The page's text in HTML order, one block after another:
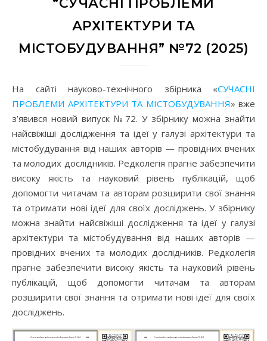
“СУЧАСНІ ПРОБЛЕМИ
АРХІТЕКТУРИ ТА
МІСТОБУДУВАННЯ” №72 (2025)
На сайті науково-технічного збірника «СУЧАСНІ
ПРОБЛЕМИ АРХІТЕКТУРИ ТА МІСТОБУДУВАННЯ» вже
з’явився новий випуск №72. У збірнику можна знайти
найсвіжіші дослідження та ідеї у галузі архітектури та
містобудування від наших авторів — провідних вчених
та молодих дослідників. Редколегія прагне забезпечити
високу якість та науковий рівень публікацій, щоб
допомогти читачам та авторам розширити свої знання
та отримати нові ідеї для своїх досліджень. У збірнику
можна знайти найсвіжіші дослідження та ідеї у галузі
архітектури та містобудування від наших авторів —
провідних вчених та молодих дослідників. Редколегія
прагне забезпечити високу якість та науковий рівень
публікацій, щоб допомогти читачам та авторам
розширити свої знання та отримати нові ідеї для своїх
досліджень.